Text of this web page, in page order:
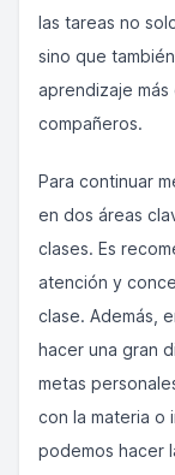
las tareas no
sino que
aprendizaje
compañeros.
Para continuar
en dos áreas
clases. Es
atención y
clase. Además,
hacer una gran
metas
con la materia o
podemos hacer